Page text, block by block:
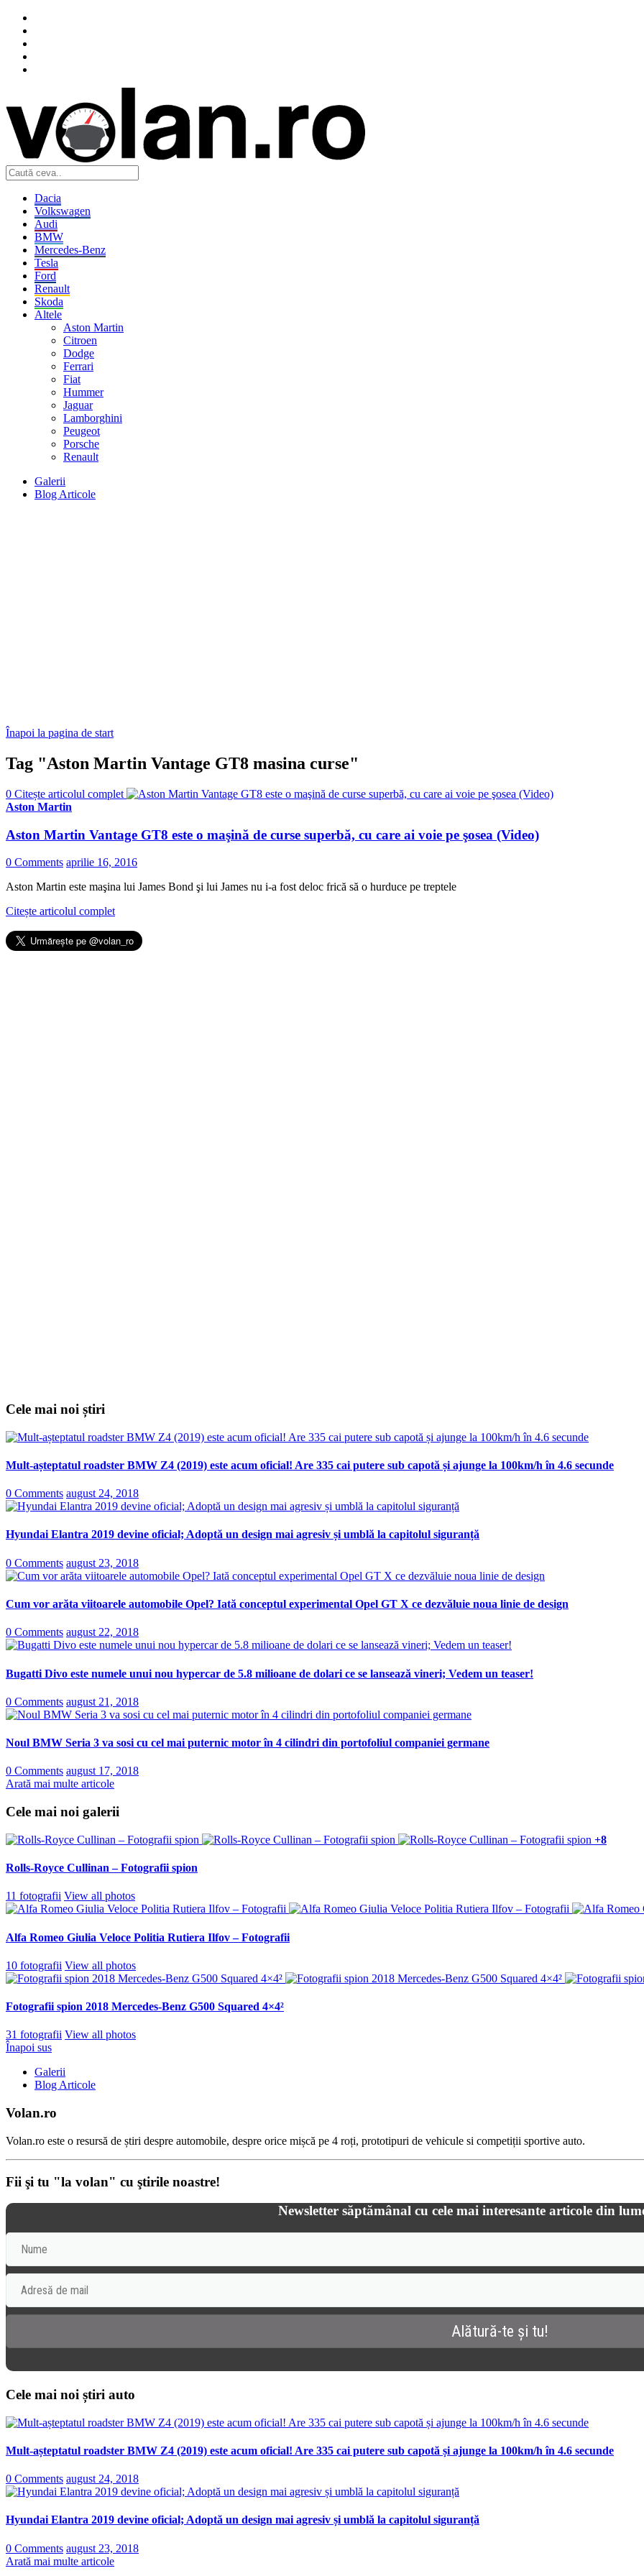
Dacia
Volkswagen
Audi
BMW
Mercedes-Benz
Tesla
Ford
Renault
Skoda
Altele
Aston Martin
Citroen
Dodge
Ferrari
Fiat
Hummer
Jaguar
Lamborghini
Peugeot
Porsche
Renault
Galerii
Blog Articole
Înapoi la pagina de start
Tag "Aston Martin Vantage GT8 masina curse"
0 Citește articolul complet
Aston Martin
Aston Martin Vantage GT8 este o maşină de curse superbă, cu care ai voie pe şosea (Video)
0 Comments aprilie 16, 2016
Aston Martin este maşina lui James Bond şi lui James nu i-a fost deloc frică să o hurduce pe treptele
Citește articolul complet
Cele mai noi știri
Mult-așteptatul roadster BMW Z4 (2019) este acum oficial! Are 335 cai putere sub capotă și ajunge la 100km/h în 4.6 secunde
0 Comments august 24, 2018
Hyundai Elantra 2019 devine oficial; Adoptă un design mai agresiv și umblă la capitolul siguranță
0 Comments august 23, 2018
Cum vor arăta viitoarele automobile Opel? Iată conceptul experimental Opel GT X ce dezvăluie noua linie de design
0 Comments august 22, 2018
Bugatti Divo este numele unui nou hypercar de 5.8 milioane de dolari ce se lansează vineri; Vedem un teaser!
0 Comments august 21, 2018
Noul BMW Seria 3 va sosi cu cel mai puternic motor în 4 cilindri din portofoliul companiei germane
0 Comments august 17, 2018
Arată mai multe articole
Cele mai noi galerii
+8
Rolls-Royce Cullinan – Fotografii spion
11 fotografii View all photos
Alfa Romeo Giulia Veloce Politia Rutiera Ilfov – Fotografii
10 fotografii View all photos
Fotografii spion 2018 Mercedes-Benz G500 Squared 4×4²
31 fotografii View all photos
Înapoi sus
Galerii
Blog Articole
Volan.ro
Volan.ro este o resursă de știri despre automobile, despre orice mișcă pe 4 roți, prototipuri de vehicule si competiții sportive auto.
Fii şi tu "la volan" cu ştirile noastre!
Newsletter săptămânal cu cele mai interesante articole din
Cele mai noi știri auto
Mult-așteptatul roadster BMW Z4 (2019) este acum oficial! Are 335 cai putere sub capotă și ajunge la 100km/h în 4.6 secunde
0 Comments august 24, 2018
Hyundai Elantra 2019 devine oficial; Adoptă un design mai agresiv și umblă la capitolul siguranță
0 Comments august 23, 2018
Arată mai multe articole